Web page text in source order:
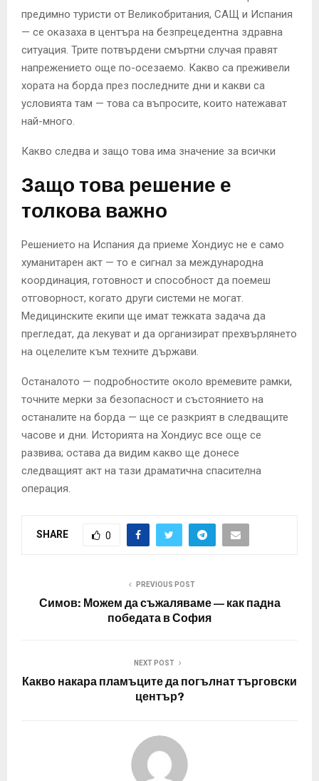
предимно туристи от Великобритания, САЩ и Испания
— се оказаха в центъра на безпрецедентна здравна
ситуация. Трите потвърдени смъртни случая правят
напрежението още по-осезаемо. Какво са преживели
хората на борда през последните дни и какви са
условията там — това са въпросите, които натежават
най-много.
Какво следва и защо това има значение за всички
Защо това решение е
толкова важно
Решението на Испания да приеме Хондиус не е само
хуманитарен акт — то е сигнал за международна
координация, готовност и способност да поемеш
отговорност, когато други системи не могат.
Медицинските екипи ще имат тежката задача да
прегледат, да лекуват и да организират прехвърлянето
на оцелелите към техните държави.
Останалото — подробностите около времевите рамки,
точните мерки за безопасност и състоянието на
останалите на борда — ще се разкрият в следващите
часове и дни. Историята на Хондиус все още се
развива; остава да видим какво ще донесе
следващият акт на тази драматична спасителна
операция.
SHARE 0
PREVIOUS POST
Симов: Можем да съжаляваме — как падна
победата в София
NEXT POST
Какво накара пламъците да погълнат търговски
център?